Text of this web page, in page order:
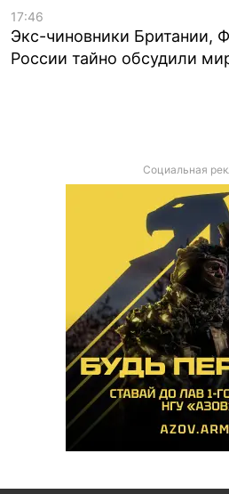
17:46
Экс-чиновники Британии,
России тайно обсудили
Социальная